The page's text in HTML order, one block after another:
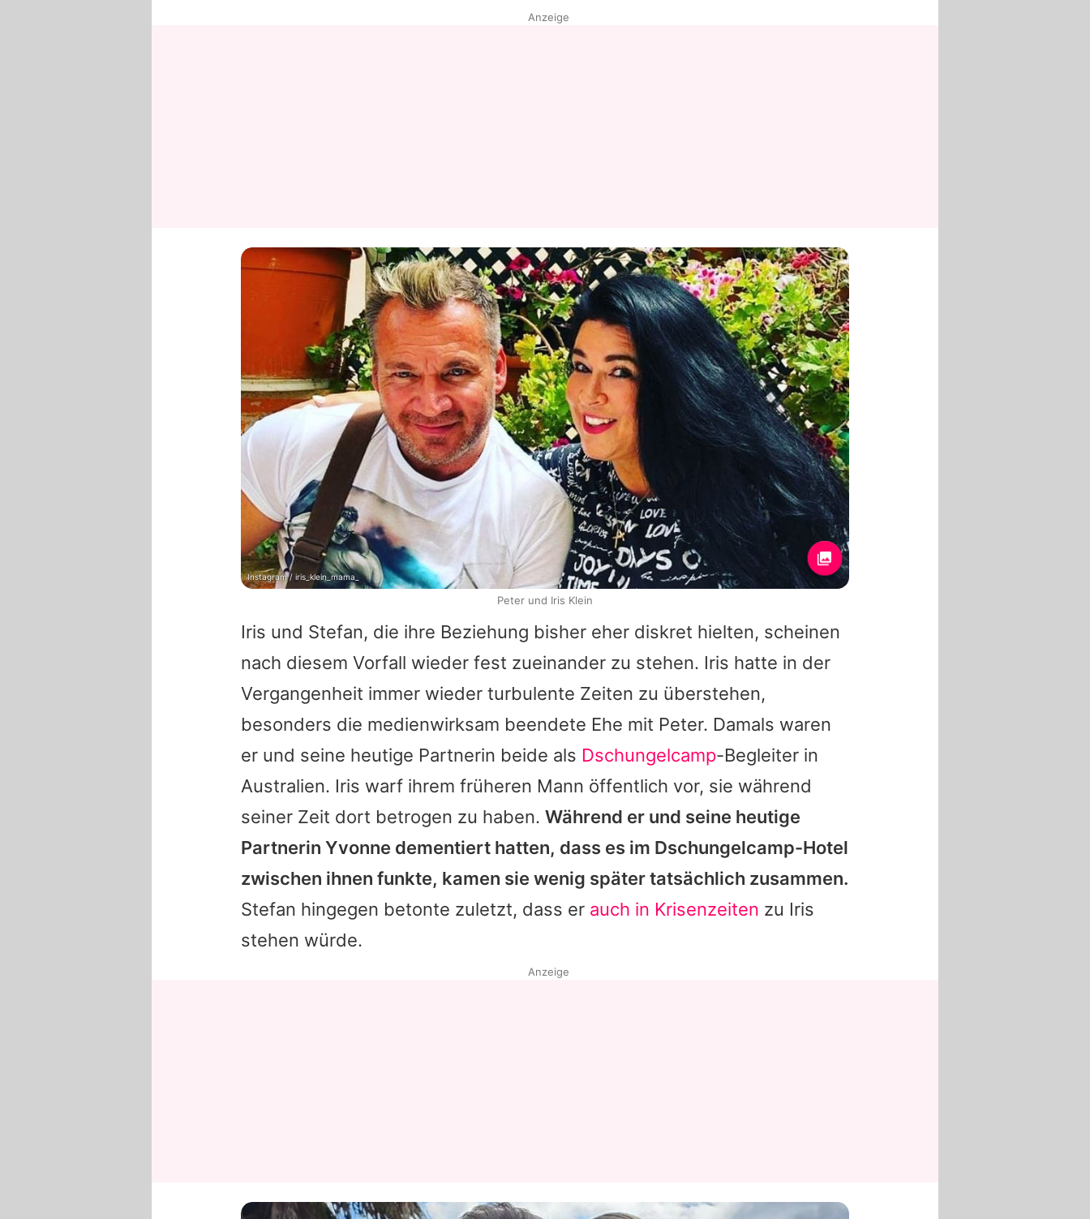
Iris und Stefan, die ihre Beziehung bisher eher diskret hielten, scheinen
nach diesem Vorfall wieder fest zueinander zu stehen. Iris hatte in der
Vergangenheit immer wieder turbulente Zeiten zu überstehen,
besonders die medienwirksam beendete Ehe mit Peter. Damals waren
er und seine heutige Partnerin beide als Dschungelcamp-Begleiter in
Australien. Iris warf ihrem früheren Mann öffentlich vor, sie während
seiner Zeit dort betrogen zu haben. Während er und seine heutige
Partnerin Yvonne dementiert hatten, dass es im Dschungelcamp-Hotel
zwischen ihnen funkte, kamen sie wenig später tatsächlich zusammen.
Stefan hingegen betonte zuletzt, dass er auch in Krisenzeiten zu Iris
stehen würde.
Anzeige
Instagram / iris_klein_mama_
Peter und Iris Klein
Anzeige